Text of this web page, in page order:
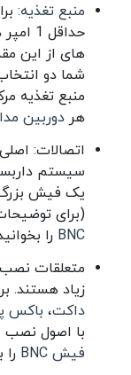
منبع تغذیه:
های از این
شما دو
منبع تغذیه
هر دوربین
اتصالات:
یک فیش بزرگ
(برای
BNC را
زیاد هستند.
داکت، باکس
با اصول نصب
فیش BNC
را